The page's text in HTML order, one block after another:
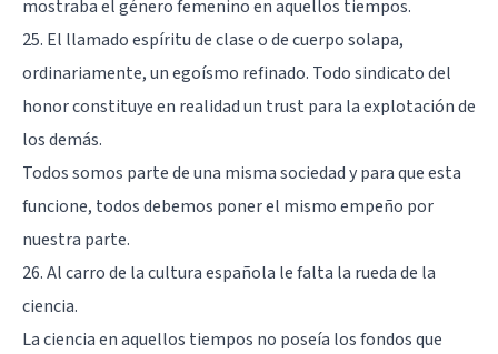
mostraba el género femenino en aquellos tiempos.
25. El llamado espíritu de clase o de cuerpo solapa,
ordinariamente, un egoísmo refinado. Todo sindicato del
honor constituye en realidad un trust para la explotación de
los demás.
Todos somos parte de una misma sociedad y para que esta
funcione, todos debemos poner el mismo empeño por
nuestra parte.
26. Al carro de la cultura española le falta la rueda de la
ciencia.
La ciencia en aquellos tiempos no poseía los fondos que